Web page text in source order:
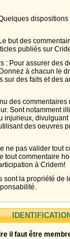
but des
publiés sur
: Pour assurer des
à chacun le
sur des faits et des
des
Sont notamment
injurieux,
des oeuvres
ne pas valider tout
tout commentaire
à Cridem!
sont la propriété de
il faut être